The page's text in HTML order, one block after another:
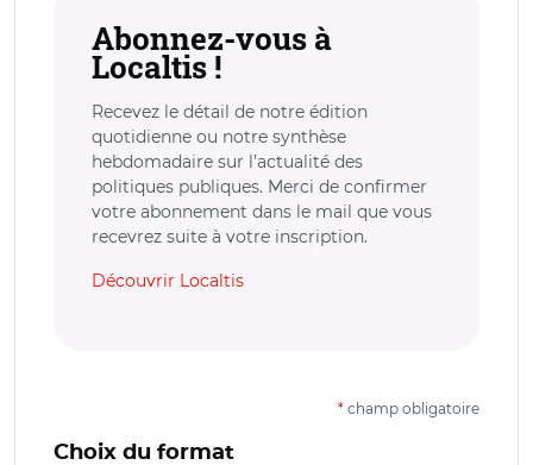
Abonnez-vous à
Localtis !
Recevez le détail de notre édition
quotidienne ou notre synthèse
hebdomadaire sur l’actualité des
politiques publiques. Merci de confirmer
votre abonnement dans le mail que vous
recevrez suite à votre inscription.
Découvrir Localtis
* champ obligatoire
Choix du format